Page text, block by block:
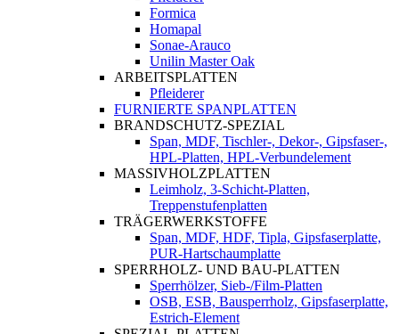
Formica
Homapal
Sonae-Arauco
Unilin Master Oak
ARBEITSPLATTEN
Pfleiderer
FURNIERTE SPANPLATTEN
BRANDSCHUTZ-SPEZIAL
Span, MDF, Tischler-, Dekor-, Gipsfaser-,
HPL-Platten, HPL-Verbundelement
MASSIVHOLZPLATTEN
Leimholz, 3-Schicht-Platten,
Treppenstufenplatten
TRÄGERWERKSTOFFE
Span, MDF, HDF, Tipla, Gipsfaserplatte,
PUR-Hartschaumplatte
SPERRHOLZ- UND BAU-PLATTEN
Sperrhölzer, Sieb-/Film-Platten
OSB, ESB, Bausperrholz, Gipsfaserplatte,
Estrich-Element